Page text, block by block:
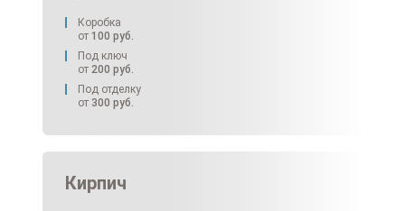
Коробка
от 100 руб.
Под ключ
от 200 руб.
Под отделку
от 300 руб.
Кирпич